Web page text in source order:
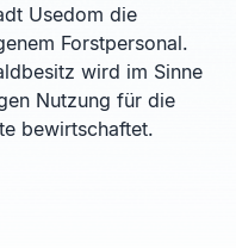
Usedom die
Forstpersonal.
wird im Sinne
Nutzung für die
bewirtschaftet.